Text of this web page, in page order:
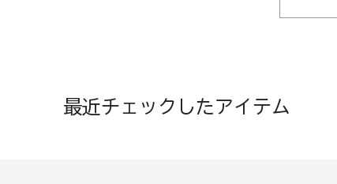
最近チェックしたアイテム